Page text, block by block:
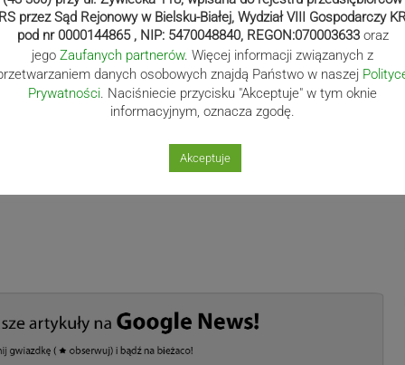
przez Sąd Rejonowy w Bielsku-Białej, Wydział VIII Gospodarczy
pod nr 0000144865 , NIP: 5470048840, REGON:070003633 oraz
jego Zaufanych partnerów. Więcej informacji związanych z
danych osobowych znajdą Państwo w naszej
Prywatności . Naciśniecie przycisku "Akceptuje" w tym oknie
informacyjnym, oznacza zgodę.
Akceptuje